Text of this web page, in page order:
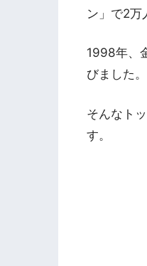
ン」で2万
1998年、
びました。
そんなト
す。